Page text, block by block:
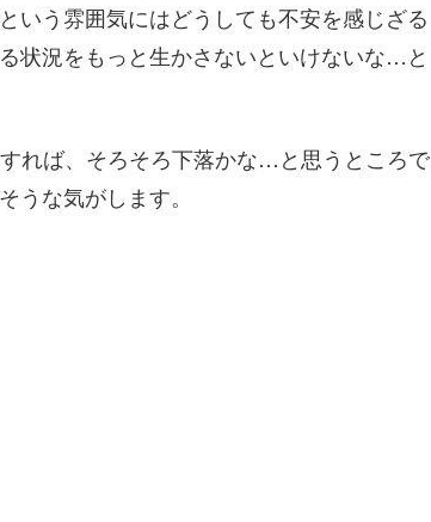
いう雰囲気にはどうしても不安を感じざる
状況をもっと生かさないといけないな…と
れば、そろそろ下落かな…と思うところで
うな気がします。